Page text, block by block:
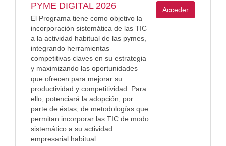
PYME DIGITAL 2026
El Programa tiene como objetivo la
incorporación sistemática de las TIC
a la actividad habitual de las pymes,
integrando herramientas
competitivas claves en su estrategia
y maximizando las oportunidades
que ofrecen para mejorar su
productividad y competitividad. Para
ello, potenciará la adopción, por
parte de éstas, de metodologías que
permitan incorporar las TIC de modo
sistemático a su actividad
empresarial habitual.
Acceder